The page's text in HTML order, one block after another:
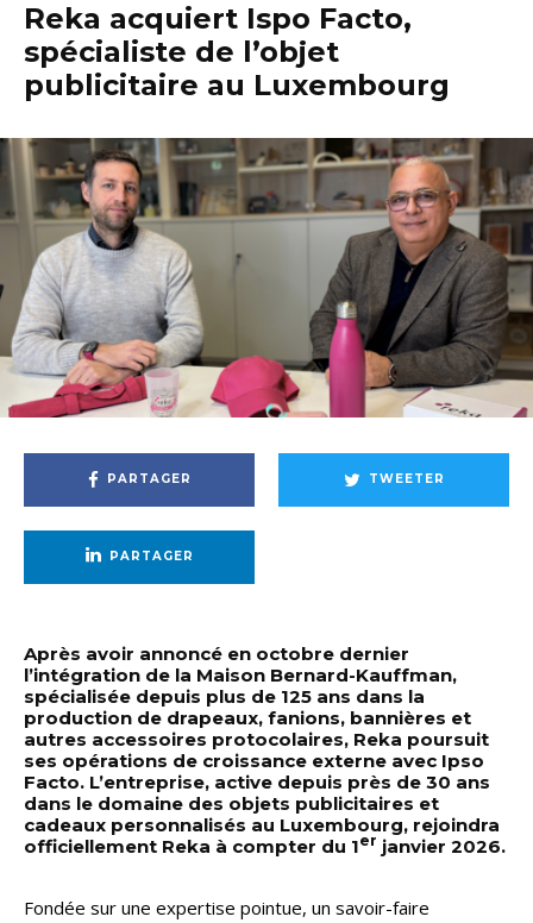
Reka acquiert Ispo Facto,
spécialiste de l’objet
publicitaire au Luxembourg
PARTAGER TWEETER
PARTAGER
Après avoir annoncé en octobre dernier
l’intégration de la Maison Bernard-Kauffman,
spécialisée depuis plus de 125 ans dans la
production de drapeaux, fanions, bannières et
autres accessoires protocolaires, Reka poursuit
ses opérations de croissance externe avec Ipso
Facto. L’entreprise, active depuis près de 30 ans
dans le domaine des objets publicitaires et
cadeaux personnalisés au Luxembourg, rejoindra
officiellement Reka à compter du 1er janvier 2026.
Fondée sur une expertise pointue, un savoir-faire